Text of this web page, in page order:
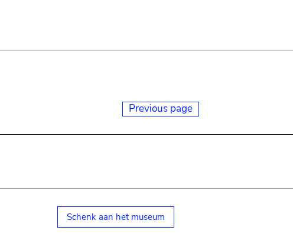
Previous page
Schenk aan het museum